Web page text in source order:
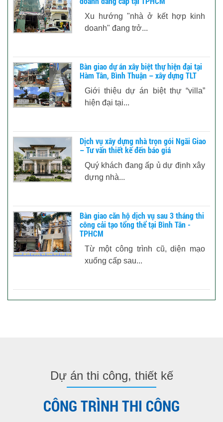
Xu hướng "nhà ở kết hợp kinh
doanh" đang trở...
Bàn giao dự án xây biệt thự hiện đại tại
Hàm Tân, Bình Thuận – xây dựng TLT
Giới thiệu dự án biệt thự “villa”
hiện đại tại...
Dịch vụ xây dựng nhà trọn gói Ngãi Giao
– Tư vấn thiết kế đến báo giá
Quý khách đang ấp ủ dự định xây
dựng nhà...
Bàn giao căn hộ dịch vụ sau 3 tháng thi
công cải tạo tổng thể tại Bình Tân -
TPHCM
Từ một công trình cũ, diện mạo
xuống cấp sau...
Dự án thi công, thiết kế
CÔNG TRÌNH THI CÔNG